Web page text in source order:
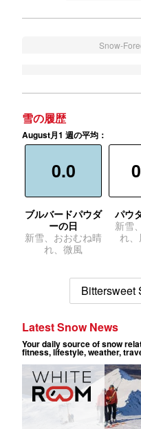
Snow-
雪の履歴
August月1 週の平均：
0.0
ブルバードパウダ
ーの日
新雪、おおむね晴
れ、微風
パウ
新雪
れ、
Bittersweet